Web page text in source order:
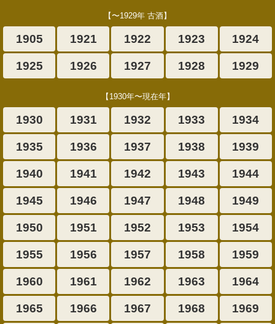
【〜1929年 古酒】
1905 1921 1922 1923 1924
1925 1926 1927 1928 1929
【1930年〜現在年】
1930 1931 1932 1933 1934
1935 1936 1937 1938 1939
1940 1941 1942 1943 1944
1945 1946 1947 1948 1949
1950 1951 1952 1953 1954
1955 1956 1957 1958 1959
1960 1961 1962 1963 1964
1965 1966 1967 1968 1969